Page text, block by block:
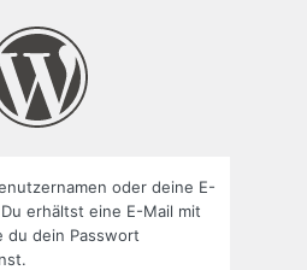
oder deine E-
erhältst eine E-Mail mit
du dein Passwort